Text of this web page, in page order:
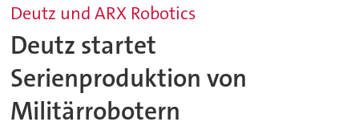
Deutz und ARX Robotics
Deutz startet
Serienproduktion von
Militärrobotern